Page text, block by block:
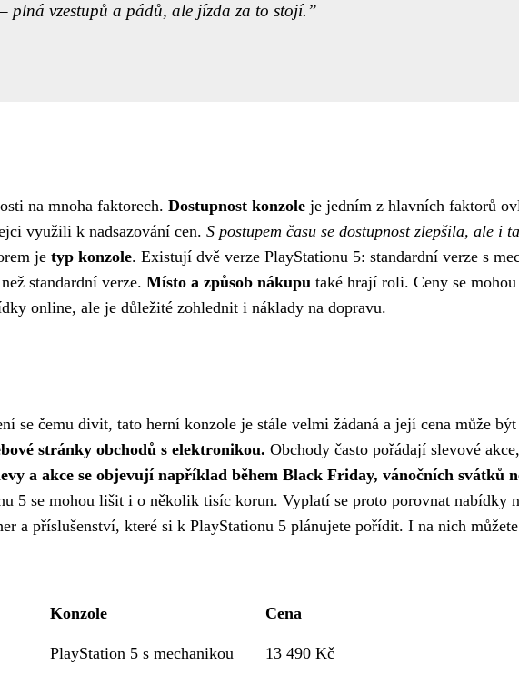
vzestupů a pádů, ale jízda za to stojí.
na mnoha faktorech. Dostupnost konzole je jedním z hlavních faktorů
využili k nadsazování cen. S postupem času se dostupnost zlepšila, ale i
je typ konzole. Existují dvě verze PlayStationu 5: standardní verze s
standardní verze. Místo a způsob nákupu také hrají roli. Ceny se
online, ale je důležité zohlednit i náklady na dopravu.
se čemu divit, tato herní konzole je stále velmi žádaná a její cena může
stránky obchodů s elektronikou. Obchody často pořádají slevové
a akce se objevují například během Black Friday, vánočních svátků
5 se mohou lišit i o několik tisíc korun. Vyplatí se proto porovnat nabídky
a příslušenství, které si k PlayStationu 5 plánujete pořídit. I na nich
Konzole Cena
PlayStation 5 s mechanikou 13 490 Kč